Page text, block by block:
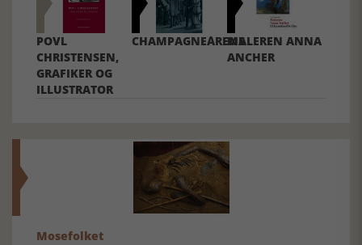
POVL
CHRISTENSEN,
GRAFIKER OG
ILLUSTRATOR
CHAMPAGNEÅRENEMALEREN ANNA
ANCHER
Mosefolket